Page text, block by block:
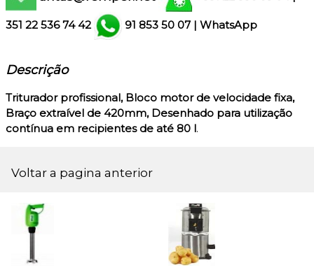
351 22 536 74 42 91 853 50 07 | WhatsApp
Descrição
Triturador profissional,Bloco motor de velocidade fixa,
Braço extraível de 420mm, Desenhado para utilização
contínua em recipientes de até 80 l.
Voltar a pagina anterior